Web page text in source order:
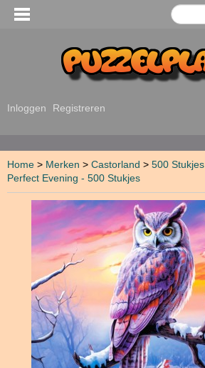
Inloggen Registreren
Home > Merken > Castorland > 500 Stukjes
Perfect Evening - 500 Stukjes